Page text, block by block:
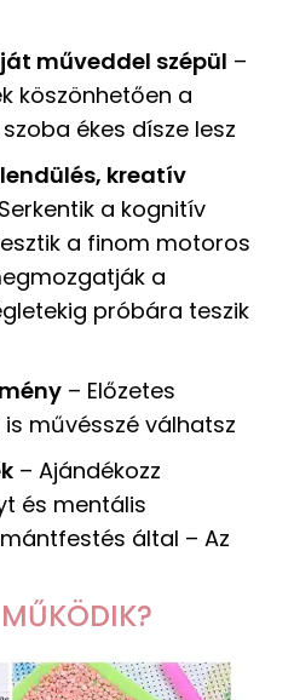
műveddel szépül –
köszönhetően a
ékes dísze lesz
kreatív
a kognitív
a finom motoros
a
próbára teszik
– Előzetes
művésszé válhatsz
– Ajándékozz
és mentális
által – Az